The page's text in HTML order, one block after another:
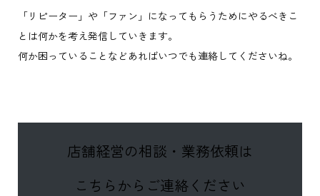
「リピーター」や「ファン」になってもらうためにやるべきこ
とは何かを考え発信していきます。
何か困っていることなどあればいつでも連絡してくださいね。
店舗経営の相談・業務依頼は
こちらからご連絡ください